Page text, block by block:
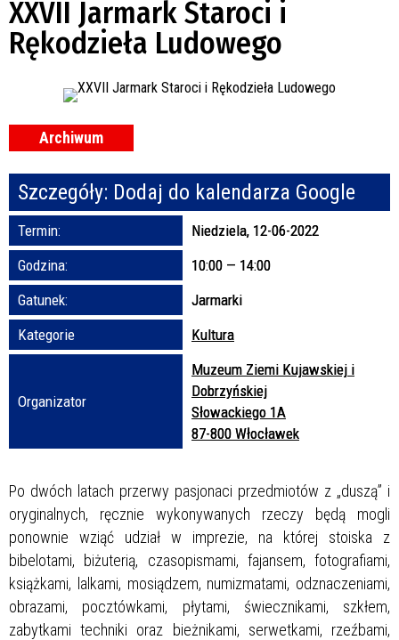
Kategoria
—
Organizator
Promowane
XXVII Jarmark Staroci i
Rękodzieła Ludowego
Archiwum
Szczegóły: Dodaj do kalendarza Google
Termin:
Niedziela, 12-06-2022
Godzina:
10:00 — 14:00
Gatunek:
Jarmarki
Kategorie
Kultura
Organizator
Muzeum Ziemi Kujawskiej i
Dobrzyńskiej
Słowackiego 1A
87-800 Włocławek
Po dwóch latach przerwy pasjonaci przedmiotów z „duszą” i
oryginalnych, ręcznie wykonywanych rzeczy będą mogli
ponownie wziąć udział w imprezie, na której stoiska z
bibelotami, biżuterią, czasopismami, fajansem, fotografiami,
książkami, lalkami, mosiądzem, numizmatami, odznaczeniami,
obrazami, pocztówkami, płytami, świecznikami, szkłem,
zabytkami techniki oraz bieżnikami, serwetkami, rzeźbami,